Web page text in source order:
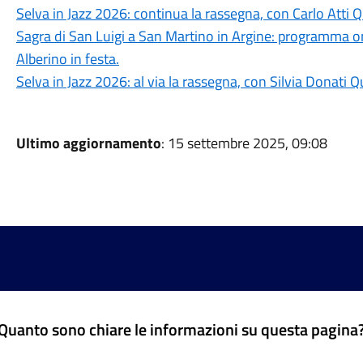
Selva in Jazz 2026: continua la rassegna, con Carlo Atti
Sagra di San Luigi a San Martino in Argine: programma
Alberino in festa.
Selva in Jazz 2026: al via la rassegna, con Silvia Donati
Ultimo aggiornamento: 15 settembre 2025, 09:08
sono chiare le informazioni su questa